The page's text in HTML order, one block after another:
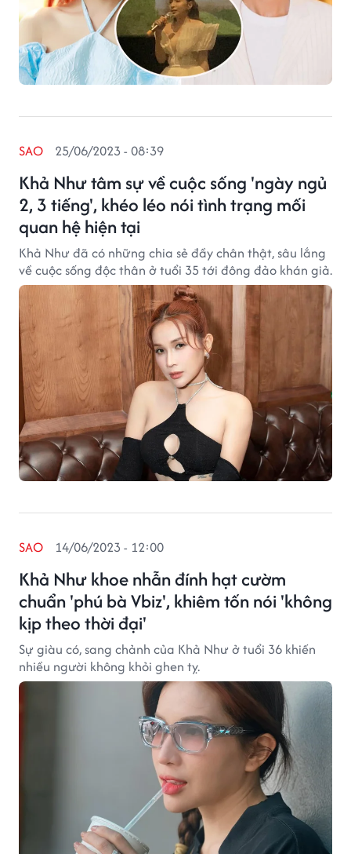
Khả Như tâm sự về cuộc sống 'ngày ngủ
2, 3 tiếng', khéo léo nói tình trạng mối
quan hệ hiện tại
SAO 25/06/2023 - 08:39
Khả Như đã có những chia sẻ đầy chân thật, sâu lắng
về cuộc sống độc thân ở tuổi 35 tới đông đảo khán giả.
Khả Như khoe nhẫn đính hạt cườm
chuẩn 'phú bà Vbiz', khiêm tốn nói 'không
kịp theo thời đại'
SAO 14/06/2023 - 12:00
Sự giàu có, sang chảnh của Khả Như ở tuổi 36 khiến
nhiều người không khỏi ghen tỵ.